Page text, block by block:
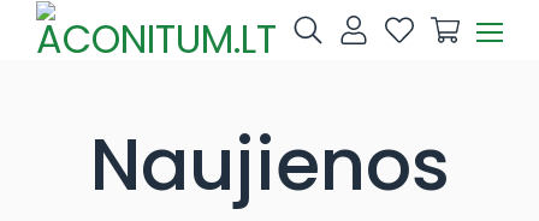
Naujienos